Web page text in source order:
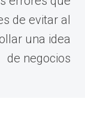
de evitar al
una idea
de negocios